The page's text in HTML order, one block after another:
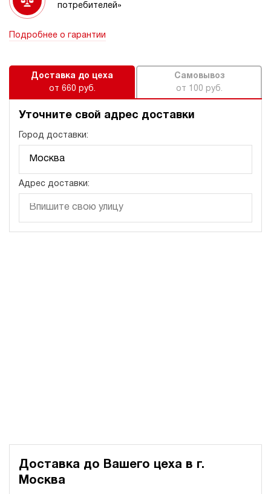
потребителей»
Подробнее о гарантии
Доставка до цеха
от 660 руб.
Самовывоз
от 100 руб.
Уточните свой адрес доставки
Город доставки:
Адрес доставки:
Доставка до Вашего цеха в г.
Москва